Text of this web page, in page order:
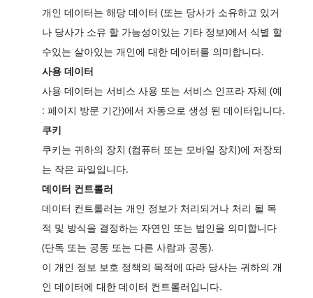
개인 데이터는 해당 데이터 (또는 당사가 소유하고 있거
나 당사가 소유 할 가능성이있는 기타 정보)에서 식별 할
수있는 살아있는 개인에 대한 데이터를 의미합니다.
사용 데이터
사용 데이터는 서비스 사용 또는 서비스 인프라 자체 (예
: 페이지 방문 기간)에서 자동으로 생성 된 데이터입니다.
쿠키
쿠키는 귀하의 장치 (컴퓨터 또는 모바일 장치)에 저장되
는 작은 파일입니다.
데이터 컨트롤러
데이터 컨트롤러는 개인 정보가 처리되거나 처리 될 목
적 및 방식을 결정하는 자연인 또는 법인을 의미합니다
(단독 또는 공동 또는 다른 사람과 공동).
이 개인 정보 보호 정책의 목적에 따라 당사는 귀하의 개
인 데이터에 대한 데이터 컨트롤러입니다.